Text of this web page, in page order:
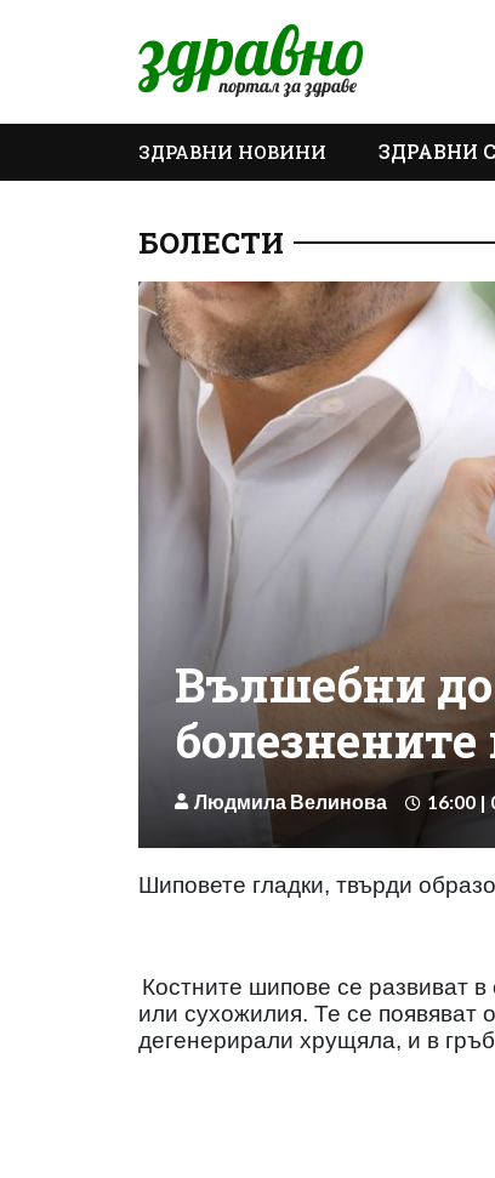
ЗДРАВНИ НОВИНИ ЗДРАВНИ
БОЛЕСТИ
Вълшебни
Людмила Велинова 16:00 |
Шиповете гладки, твърди
Костните шипове се развиват
или сухожилия. Те се появяват
дегенерирали хрущяла, и в